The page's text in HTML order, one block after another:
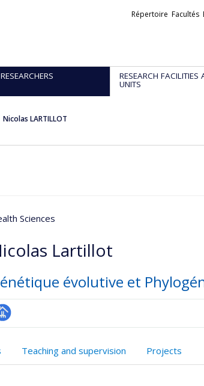
Liens
Répertoire Facultés
RESEARCH FACILITIES
UNITS
Nicolas LARTILLOT
Sciences
Lartillot
évolutive et
(faculté,département,école)
Teaching and supervision Projects